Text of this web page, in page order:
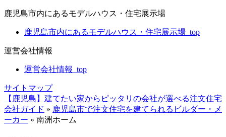
鹿児島市内にあるモデルハウス・住宅展示場
鹿児島市内にあるモデルハウス・住宅展示場_top
運営会社情報
運営会社情報_top
サイトマップ
【鹿児島】建てたい家からピッタリの会社が選べる注文住宅
会社ガイド » 鹿児島市で注文住宅を建てられるビルダー・メ
ーカー » 南洲ホーム